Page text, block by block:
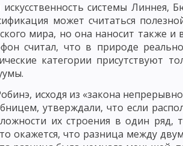
БАКТЕРИЙ МЕТОДЫ КУЛЬТИВИРОВАНИЯ
КУЛЬТИВИРОВАНИЕ МИКОПЛАЗМ И
РИККЕТСКИЙ И ВИРУСОВ
ПОЧВЫ
КРУГОВОРОТ УГЛЕРОДА В ПРИРОДЕ
ДЕЙСТВИЕ ФИЗИЧЕСКИХ ФАКТОРОВ
искусственность системы
может считаться
мира, но она наносит также и
считал, что в природе
категории присутствуют
исходя из «закона
утверждали, что если
их строения в один ряд,
окажется, что разница между